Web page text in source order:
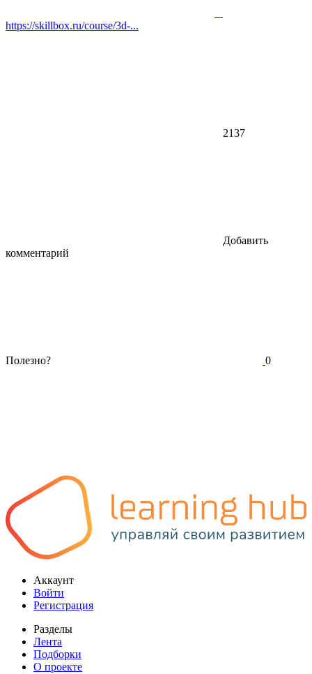
https://skillbox.ru/course/3d-...
2137
Добавить
комментарий
Полезно? 0
Аккаунт
Войти
Регистрация
Разделы
Лента
Подборки
О проекте